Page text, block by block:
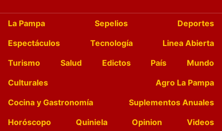
La Pampa Sepelios
Deportes
Espectáculos
Tecnología
Linea Abierta
Turismo
Salud Edictos País
Mundo
Culturales
Agro La Pampa
Cocina y Gastronomía
Suplementos Anuales
Horóscopo
Quiniela Opinion
Videos